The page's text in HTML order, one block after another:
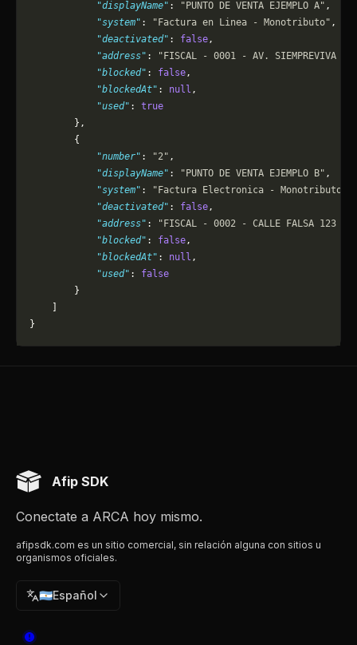
            "displayName"
: "PUNTO DE VENTA EJEMPLO A" ,
            "system"
: "Factura en Linea - Monotributo" ,
            "deactivated"
: false,
            "address"
:
"FISCAL - 0001 - AV. SIEMPREVIVA
            "blocked"
: false,
            "blockedAt"
: null ,
            "used"
: true
        },
        {
            "number"
: "2" ,
            "displayName"
: "PUNTO DE VENTA EJEMPLO B" ,
            "system"
:
"Factura Electronica - Monotributo -
            "deactivated"
: false,
            "address"
:
"FISCAL - 0002 - CALLE FALSA 123 -
            "blocked"
: false,
            "blockedAt"
: null ,
            "used"
: false
        }
}
Afip SDK
Conectate a ARCA hoy mismo.
afipsdk.com es un sitio comercial, sin relación alguna con sitios u
organismos oficiales.
🇦🇷Español